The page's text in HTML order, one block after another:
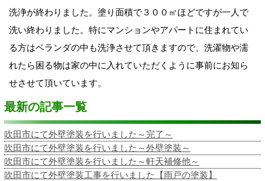
洗浄が終わりました。塗り面積で３００㎡ほどですが一人で
洗い終わりました。特にマンションやアパートに住まれてい
る方はベランダの中も洗浄させて頂きますので、洗濯物や濡
れたら困る物は家の中に入れていただくように事前にお知ら
せさせて頂いています。
最新の記事一覧
吹田市にて外壁塗装を行いました～完了～
吹田市にて外壁塗装を行いました～外壁塗装～
吹田市にて外壁塗装を行いました～軒天補修他～
吹田市にて外壁塗装工事を行いました【雨戸の塗装】